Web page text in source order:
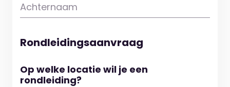
Achternaam
Rondleidingsaanvraag
Op welke locatie wil je een
rondleiding?